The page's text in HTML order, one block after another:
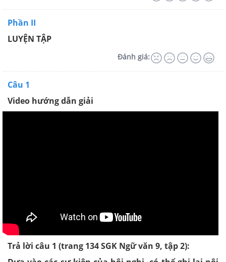
Phần II
LUYỆN TẬP
Đánh giá:
Câu 1
Video hướng dẫn giải
Trả lời câu 1 (trang 134 SGK Ngữ văn 9, tập 2):